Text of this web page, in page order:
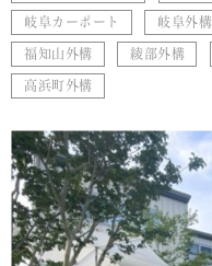
岐阜カーポート 岐阜外構
福知山外構 綾部外構
高浜町外構